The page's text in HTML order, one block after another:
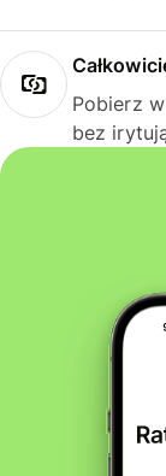
Pobierz
bez